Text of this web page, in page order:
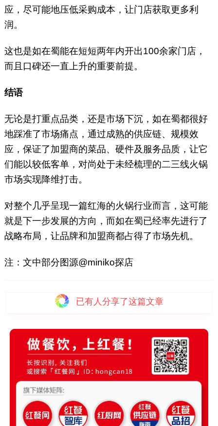
应，尽可能地压低采购成本，让门店获取更多利
润。
这也是如在蜀能在短短两年内开出100余家门店，
而且口碑还一直上升的重要前提。
结语
无论是打重点品类，还是市场下沉，如在蜀都很好
地踩准了市场痛点，通过成熟的供应链、规模效
应，保证了加盟商的菜品、硬件及服务品质，让它
们能以较低客单，对尚处于未经梳理的二三线火锅
市场实现降维打击。
对整个几乎呈现一篇红海的火锅行业而言，这可能
就是下一步发展的方向，而如在蜀已经率先进行了
战略布局，让品牌和加盟商都占得了市场先机。
注：文中部分图源@miniko探店
已有人分享了这篇文章